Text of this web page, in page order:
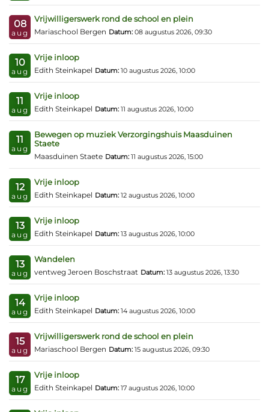
08
aug
Vrijwilligerswerk rond de school en plein
Mariaschool Bergen Datum: 08 augustus 2026, 09:30
10
aug
Vrije inloop
Edith Steinkapel Datum: 10 augustus 2026, 10:00
11
aug
Vrije inloop
Edith Steinkapel Datum: 11 augustus 2026, 10:00
11
aug
Bewegen op muziek Verzorgingshuis Maasduinen
Staete
Maasduinen Staete Datum: 11 augustus 2026, 15:00
12
aug
Vrije inloop
Edith Steinkapel Datum: 12 augustus 2026, 10:00
13
aug
Vrije inloop
Edith Steinkapel Datum: 13 augustus 2026, 10:00
13
aug
Wandelen
ventweg Jeroen Boschstraat Datum: 13 augustus 2026, 13:30
14
aug
Vrije inloop
Edith Steinkapel Datum: 14 augustus 2026, 10:00
15
aug
Vrijwilligerswerk rond de school en plein
Mariaschool Bergen Datum: 15 augustus 2026, 09:30
17
aug
Vrije inloop
Edith Steinkapel Datum: 17 augustus 2026, 10:00